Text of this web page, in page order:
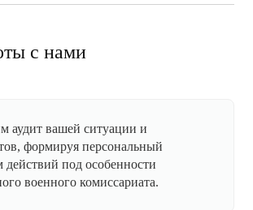
с нами
аудит вашей ситуации и
формируя персональный
действий под особенности
военного комиссариата.